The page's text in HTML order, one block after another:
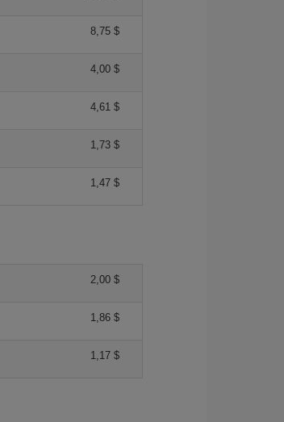
8,75 $
4,00 $
4,61 $
1,73 $
1,47 $
2,00 $
1,86 $
1,17 $